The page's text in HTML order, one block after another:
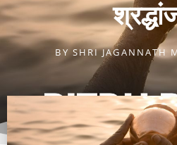
BYSHRI JAGANNATH